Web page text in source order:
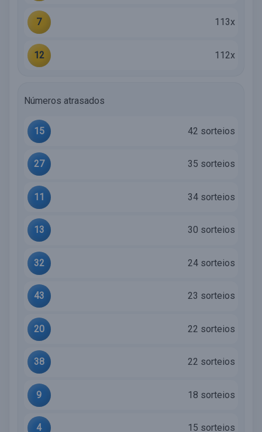
7 113x
12 112x
Números atrasados
15 42 sorteios
27 35 sorteios
11 34 sorteios
13 30 sorteios
32 24 sorteios
43 23 sorteios
20 22 sorteios
38 22 sorteios
9 18 sorteios
4 15 sorteios